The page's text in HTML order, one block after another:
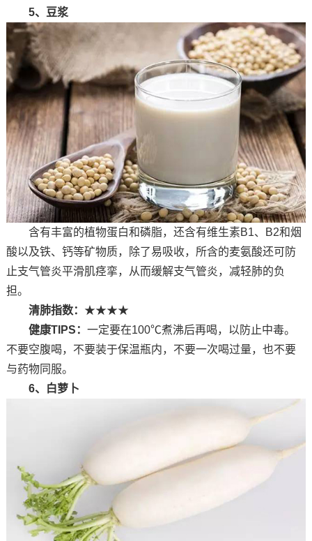
5、豆浆
含有丰富的植物蛋白和磷脂，还含有维生素B1、B2和烟
酸以及铁、钙等矿物质，除了易吸收，所含的麦氨酸还可防
止支气管炎平滑肌痉挛，从而缓解支气管炎，减轻肺的负
担。
清肺指数： ★★★★
健康TIPS： 一定要在100℃煮沸后再喝，以防止中毒。
不要空腹喝，不要装于保温瓶内，不要一次喝过量，也不要
与药物同服。
6、白萝卜